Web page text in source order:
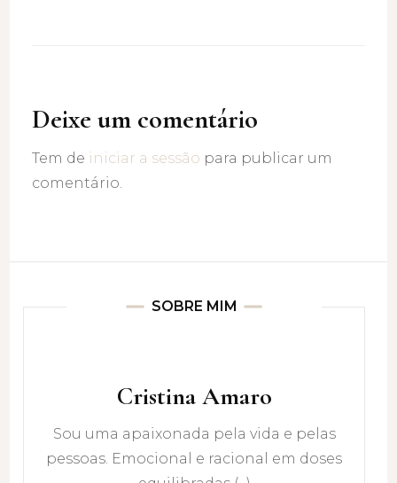
Deixe um comentário
Tem de iniciar a sessão para publicar um
comentário.
SOBRE MIM
Cristina Amaro
Sou uma apaixonada pela vida e pelas
pessoas. Emocional e racional em doses